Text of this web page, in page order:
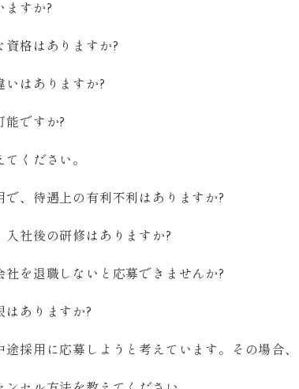
ますか?
格はありますか?
いはありますか?
能ですか?
ください。
で、待遇上の有利不利はありますか?
入社後の研修はありますか?
社を退職しないと応募できませんか?
はありますか?
途採用に応募しようと考えています。その場合